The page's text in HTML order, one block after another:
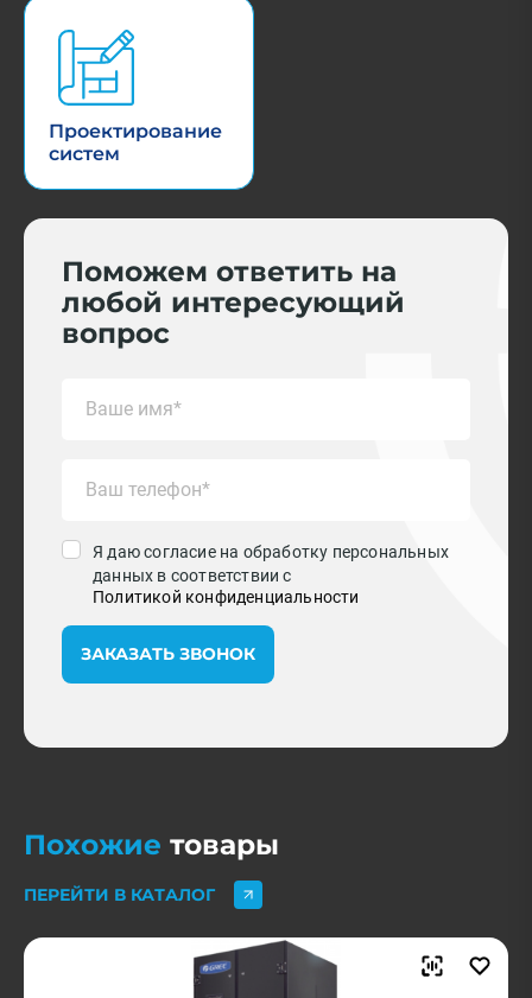
Проектирование
систем
Поможем ответить на
любой интересующий
вопрос
Я даю согласие на обработку персональных
данных в соответствии с
Политикой конфиденциальности
ЗАКАЗАТЬ ЗВОНОК
Похожие товары
ПЕРЕЙТИ В КАТАЛОГ